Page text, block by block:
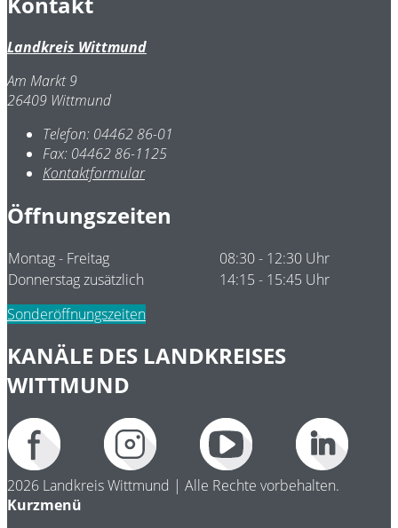
Landkreis Wittmund
Am Markt 9
26409 Wittmund
Telefon: 04462 86-01
Fax: 04462 86-1125
Kontaktformular
Öffnungszeiten
Montag - Freitag
08:30 - 12:30 Uhr
Donnerstag zusätzlich
14:15 - 15:45 Uhr
Sonderöffnungszeiten
KANÄLE DES LANDKREISES
WITTMUND
2026 Landkreis Wittmund | Alle Rechte vorbehalten.
Kurzmenü